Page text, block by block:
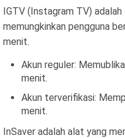
IGTV (Instagram TV)
memungkinkan pengguna
menit.
Akun reguler:
menit.
Akun terverifikasi:
menit.
InSaver adalah alat yang